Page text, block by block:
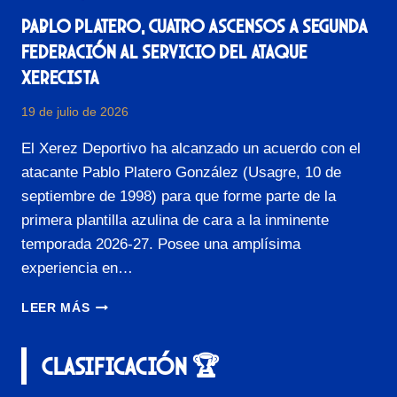
U
P
L
A
T
L
L
A
R
A
A
M
P
D
E
C
H
S
R
U
I
L
L
A
A
Pablo Platero, cuatro ascensos a Segunda
Federación al servicio del ataque
xerecista
19 de julio de 2026
El Xerez Deportivo ha alcanzado un acuerdo con el
atacante Pablo Platero González (Usagre, 10 de
septiembre de 1998) para que forme parte de la
primera plantilla azulina de cara a la inminente
temporada 2026-27. Posee una amplísima
experiencia en…
LEER MÁSP
L
O
CLASIFICACIÓN 🏆